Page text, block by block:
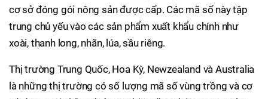
cơ sở đóng gói nông sản được cấp. Các mã số này tập
trung chủ yếu vào các sản phẩm xuất khẩu chính như
xoài, thanh long, nhãn, lúa, sầu riêng.
Thị trường Trung Quốc, Hoa Kỳ, Newzealand và Australia
là những thị trường có số lượng mã số vùng trồng và cơ